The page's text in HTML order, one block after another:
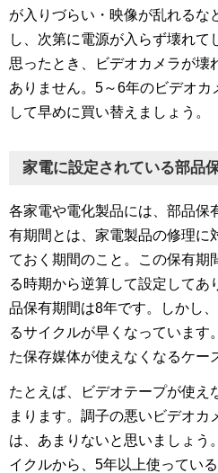
が入りづらい・映像が乱れるな
し、次第に電源が入らず壊れて
思ったとき、ビデオカメラが壊
ありません。5～6年のビデオカ
して早めに買い替えましょう。
家電に設定されている部品
各家電や電化製品には、部品保
有期間とは、家電製品の修理に
ておく期間のこと。この保有期
る時期から逆算して設定してあ
品保有期間は8年です。しかし
るサイクルが早くなっています
た保存媒体が使えなくなるケー
たとえば、ビデオテープが使え
まります。調子の悪いビデオカ
は、あまりないと思いましょう
イクルから、5年以上使ってい